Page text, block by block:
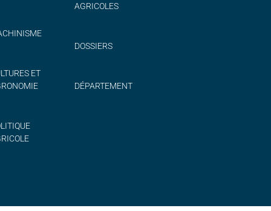
ET
AGRICOLES
DOSSIERS
DÉPARTEMENT